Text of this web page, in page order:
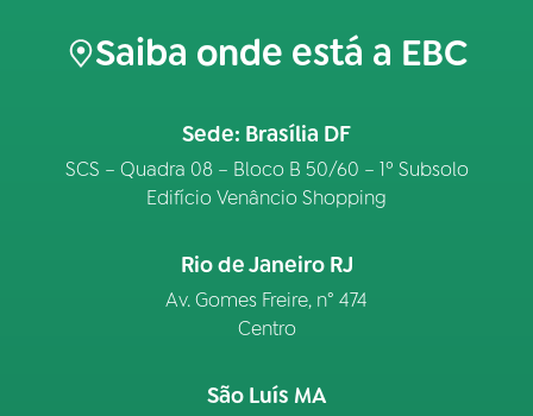
Saiba onde está a EBC
Sede: Brasília DF
SCS – Quadra 08 – Bloco B 50/60 – 1º Subsolo
Edifício Venâncio Shopping
Rio de Janeiro RJ
Av. Gomes Freire, n° 474
Centro
São Luís MA